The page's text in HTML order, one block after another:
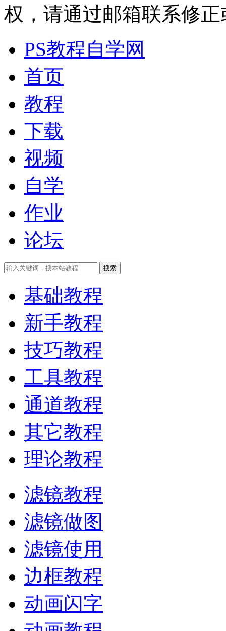
权，请通过邮箱联系修正
PS教程自学网
首页
教程
下载
视频
自学
作业
论坛
搜索
基础教程
新手教程
技巧教程
工具教程
通道教程
其它教程
理论教程
滤镜教程
滤镜做图
滤镜使用
边框教程
动画闪字